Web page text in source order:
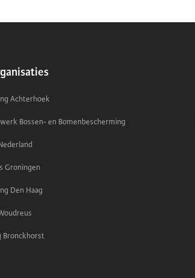
Achterhoek
Bossen- en Bomenbescherming
Groningen
Den Haag
Bronckhorst